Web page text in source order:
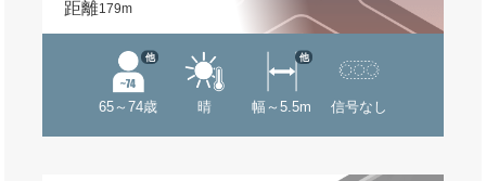
距離179m
65～74歳
他
晴 幅～5.5m
他
信号なし